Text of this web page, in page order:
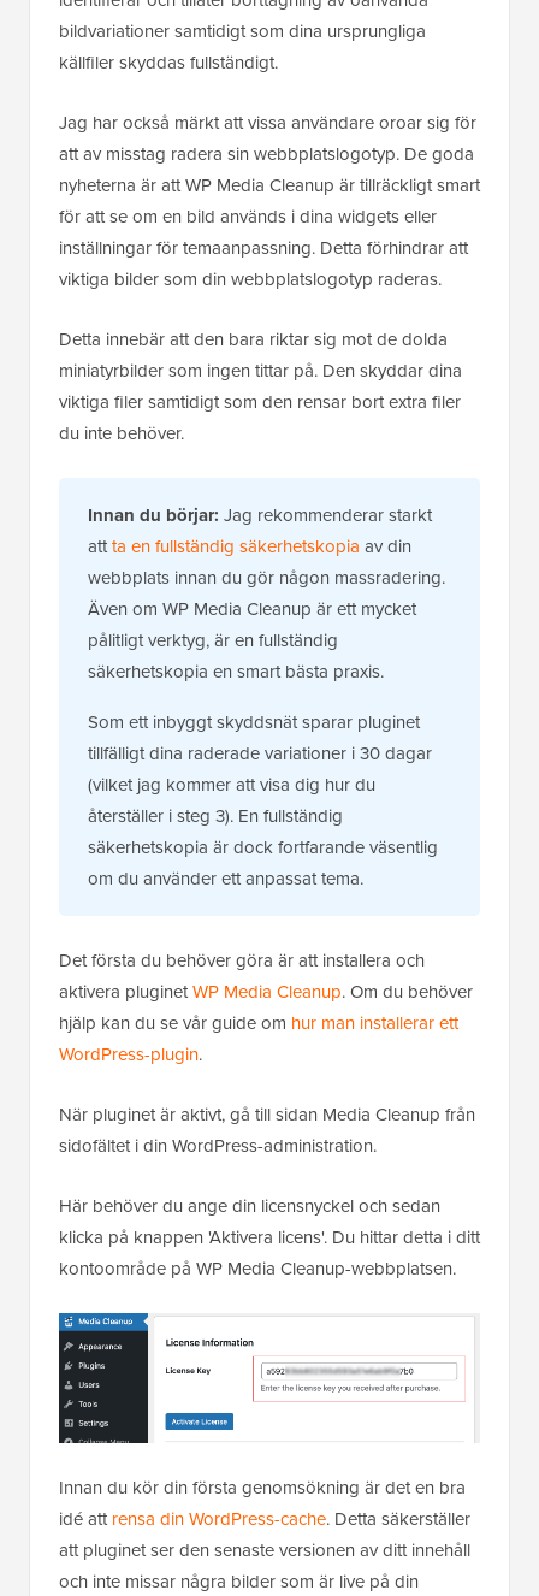
bildvariationer samtidigt som dina ursprungliga
källfiler skyddas fullständigt.
Jag har också märkt att vissa användare oroar sig för
att av misstag radera sin webbplatslogotyp. De goda
nyheterna är att WP Media Cleanup är tillräckligt smart
för att se om en bild används i dina widgets eller
inställningar för temaanpassning. Detta förhindrar att
viktiga bilder som din webbplatslogotyp raderas.
Detta innebär att den bara riktar sig mot de dolda
miniatyrbilder som ingen tittar på. Den skyddar dina
viktiga filer samtidigt som den rensar bort extra filer
du inte behöver.
Innan du börjar: Jag rekommenderar starkt
attta en fullständig säkerhetskopia av din
webbplats innan du gör någon massradering.
Även om WP Media Cleanup är ett mycket
pålitligt verktyg, är en fullständig
säkerhetskopia en smart bästa praxis.
Som ett inbyggt skyddsnät sparar pluginet
tillfälligt dina raderade variationer i 30 dagar
(vilket jag kommer att visa dig hur du
återställer i steg 3). En fullständig
säkerhetskopia är dock fortfarande väsentlig
om du använder ett anpassat tema.
Det första du behöver göra är att installera och
aktivera pluginetWP Media Cleanup. Om du behöver
hjälp kan du se vår guide om hur man installerar ett
WordPress-plugin.
När pluginet är aktivt, gå till sidan Media Cleanup från
sidofältet i din WordPress-administration.
Här behöver du ange din licensnyckel och sedan
klicka på knappen 'Aktivera licens'. Du hittar detta i ditt
kontoområde på WP Media Cleanup-webbplatsen.
Innan du kör din första genomsökning är det en bra
idé attrensa din WordPress-cache. Detta säkerställer
att pluginet ser den senaste versionen av ditt innehåll
och inte missar några bilder som är live på din